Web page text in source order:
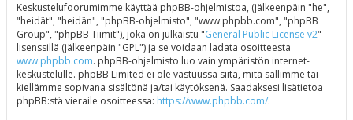
Keskustelufoorumimme käyttää phpBB-ohjelmistoa, (jälkeenpäin "he",
"heidät", "heidän", "phpBB-ohjelmisto", "www.phpbb.com", "phpBB
Group", "phpBB Tiimit"), joka on julkaistu "General Public License v2" -
lisenssillä (jälkeenpäin "GPL") ja se voidaan ladata osoitteesta
www.phpbb.com. phpBB-ohjelmisto luo vain ympäristön internet-
keskustelulle. phpBB Limited ei ole vastuussa siitä, mitä sallimme tai
kiellämme sopivana sisältönä ja/tai käytöksenä. Saadaksesi lisätietoa
phpBB:stä vieraile osoitteessa: https://www.phpbb.com/.